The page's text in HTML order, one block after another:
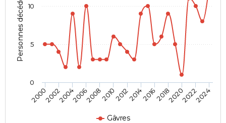
Personnes décédées
Gâvres
2000200220042006200820102012201420162018202020222024
0
5
10